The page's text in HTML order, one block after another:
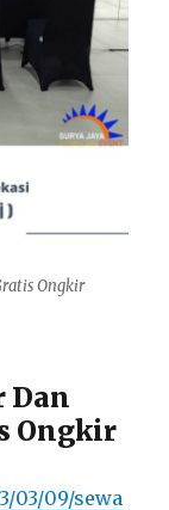
Ongkir
Dan
Ongkir
03/09/sewa